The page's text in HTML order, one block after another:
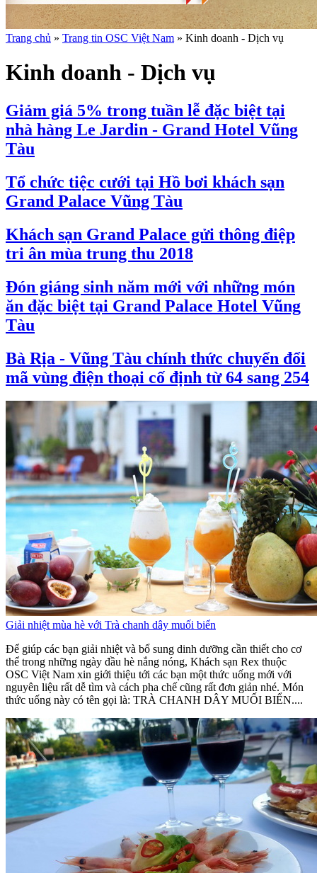
Trang chủ » Trang tin OSC Việt Nam » Kinh doanh - Dịch vụ
Kinh doanh - Dịch vụ
Giảm giá 5% trong tuần lễ đặc biệt tại
nhà hàng Le Jardin - Grand Hotel Vũng
Tàu
Tổ chức tiệc cưới tại Hồ bơi khách sạn
Grand Palace Vũng Tàu
Khách sạn Grand Palace gửi thông điệp
tri ân mùa trung thu 2018
Đón giáng sinh năm mới với những món
ăn đặc biệt tại Grand Palace Hotel Vũng
Tàu
Bà Rịa - Vũng Tàu chính thức chuyển đổi
mã vùng điện thoại cố định từ 64 sang 254
Giải nhiệt mùa hè với Trà chanh dây muối biển
Để giúp các bạn giải nhiệt và bổ sung dinh dưỡng cần thiết cho cơ
thể trong những ngày đầu hè nắng nóng, Khách sạn Rex thuộc
OSC Việt Nam xin giới thiệu tới các bạn một thức uống mới với
nguyên liệu rất dễ tìm và cách pha chế cũng rất đơn giản nhé. Món
thức uống này có tên gọi là: TRÀ CHANH DÂY MUỐI BIỂN....